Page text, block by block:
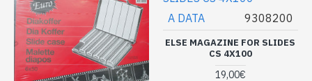
A DATA 9308200
ELSE MAGAZINE FOR SLIDES
CS 4X100
19,00€